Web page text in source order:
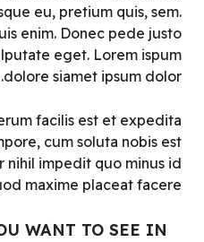
eu, pretium quis, sem.
enim. Donec pede justo
eget. Lorem ispum
dolore siamet ipsum dolor.
facilis est et expedita
cum soluta nobis est
impedit quo minus id
maxime placeat facere.
WANT TO SEE IN